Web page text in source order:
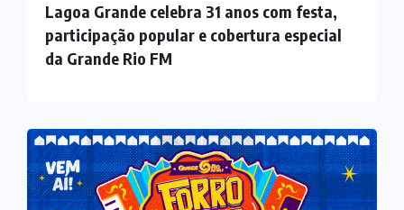
Lagoa Grande celebra 31 anos com festa,
participação popular e cobertura especial
da Grande Rio FM